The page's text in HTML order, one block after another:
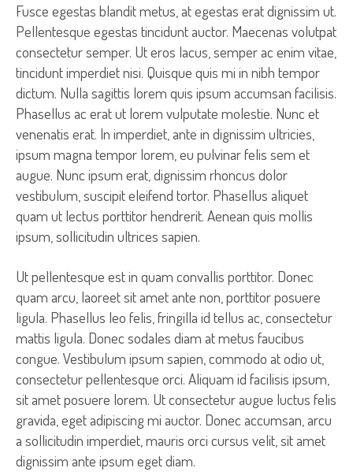
Fusce egestas blandit metus, at egestas erat dignissim ut.
Pellentesque egestas tincidunt auctor. Maecenas volutpat
consectetur semper. Ut eros lacus, semper ac enim vitae,
tincidunt imperdiet nisi. Quisque quis mi in nibh tempor
dictum. Nulla sagittis lorem quis ipsum accumsan facilisis.
Phasellus ac erat ut lorem vulputate molestie. Nunc et
venenatis erat. In imperdiet, ante in dignissim ultricies,
ipsum magna tempor lorem, eu pulvinar felis sem et
augue. Nunc ipsum erat, dignissim rhoncus dolor
vestibulum, suscipit eleifend tortor. Phasellus aliquet
quam ut lectus porttitor hendrerit. Aenean quis mollis
ipsum, sollicitudin ultrices sapien.
Ut pellentesque est in quam convallis porttitor. Donec
quam arcu, laoreet sit amet ante non, porttitor posuere
ligula. Phasellus leo felis, fringilla id tellus ac, consectetur
mattis ligula. Donec sodales diam at metus faucibus
congue. Vestibulum ipsum sapien, commodo at odio ut,
consectetur pellentesque orci. Aliquam id facilisis ipsum,
sit amet posuere lorem. Ut consectetur augue luctus felis
gravida, eget adipiscing mi auctor. Donec accumsan, arcu
a sollicitudin imperdiet, mauris orci cursus velit, sit amet
dignissim ante ipsum eget diam.